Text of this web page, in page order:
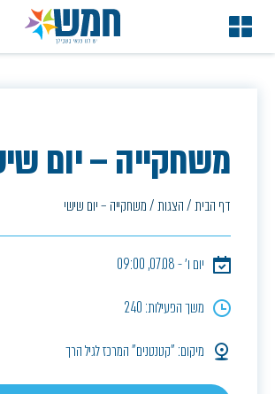
משחקייה – יום
דף הבית/הצגות/משחקייה – יום שישי
יום ו׳ - 07.08, 09:00
משך הפעילות: 240
מיקום: "קטנטנים" המרכז לגיל הרך